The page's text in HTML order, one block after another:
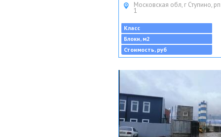
Московская обл, г Ступино,
1
Класс
Блоки, м2
Стоимость, руб